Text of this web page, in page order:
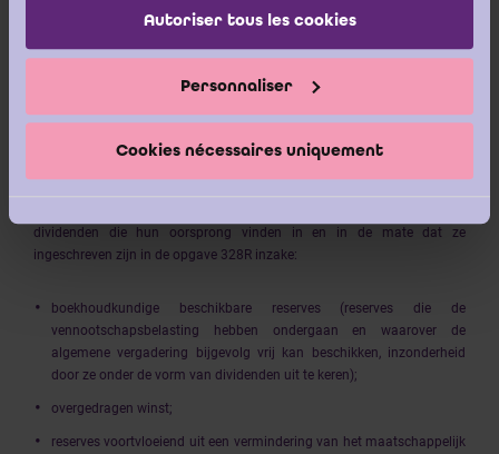
Autoriser tous les cookies
Personnaliser
Cookies nécessaires uniquement
dividenden die hun oorsprong vinden in en in de mate dat ze
ingeschreven zijn in de opgave 328R inzake:
boekhoudkundige beschikbare reserves (reserves die de
vennootschapsbelasting hebben ondergaan en waarover de
algemene vergadering bijgevolg vrij kan beschikken, inzonderheid
door ze onder de vorm van dividenden uit te keren);
overgedragen winst;
reserves voortvloeiend uit een vermindering van het maatschappelijk